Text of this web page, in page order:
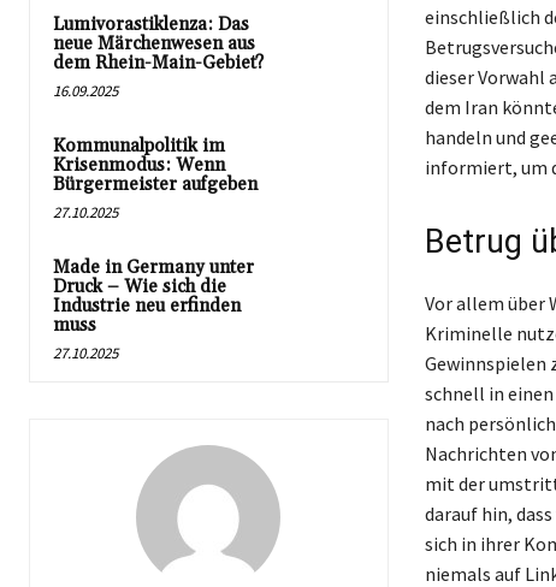
Lumivorastiklenza: Das
neue Märchenwesen aus
dem Rhein-Main-Gebiet?
16.09.2025
Kommunalpolitik im
Krisenmodus: Wenn
Bürgermeister aufgeben
27.10.2025
Made in Germany unter
Druck – Wie sich die
Industrie neu erfinden
muss
27.10.2025
einschließlich
dieser Vorwahl
dem Iran
handeln und
informiert, um
Betrug
Vor allem über
Kriminelle
Gewinnspielen
schnell in
nach
Nachrichten
mit der
darauf hin,
sich in ihrer
niemals auf